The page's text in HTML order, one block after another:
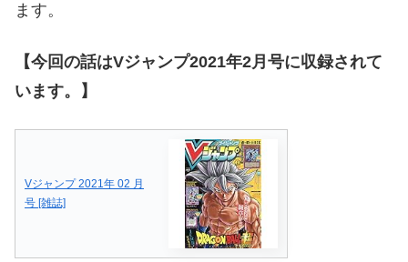
ます。
【今回の話はVジャンプ2021年2月号に収録されて
います。】
Vジャンプ 2021年 02 月
号 [雑誌]